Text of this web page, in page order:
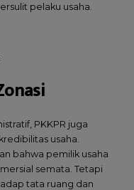
pelaku usaha.
PKKPR juga
usaha.
bahwa pemilik usaha
semata. Tetapi
tata ruang dan